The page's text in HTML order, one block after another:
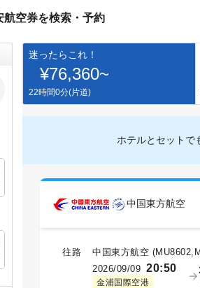
航空券を検索・予約
迷ったらこれ！
¥76,360~
22時間0分(片道)
ホテルとセットで
中国東方航空
往路 中国東方航空 (
2026/09/09 20:50
金浦国際空港